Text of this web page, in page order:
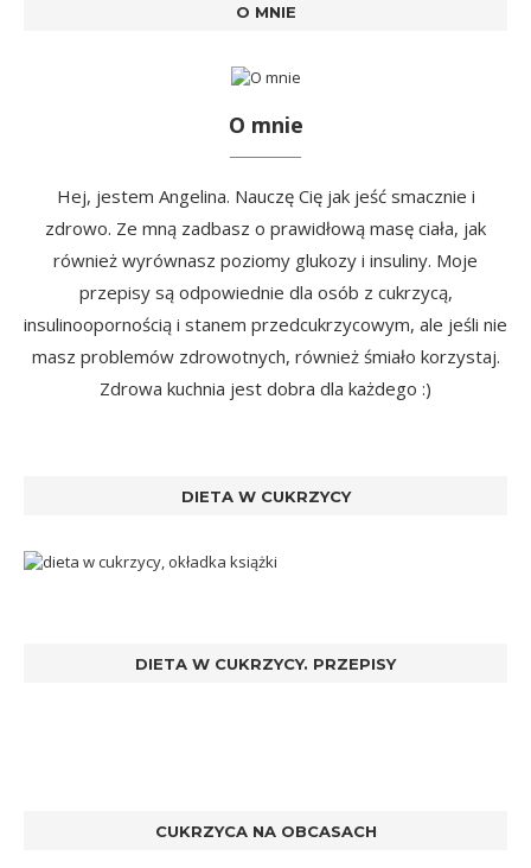
O MNIE
O mnie
Hej, jestem Angelina. Nauczę Cię jak jeść smacznie i
zdrowo. Ze mną zadbasz o prawidłową masę ciała, jak
również wyrównasz poziomy glukozy i insuliny. Moje
przepisy są odpowiednie dla osób z cukrzycą,
insulinoopornością i stanem przedcukrzycowym, ale jeśli nie
masz problemów zdrowotnych, również śmiało korzystaj.
Zdrowa kuchnia jest dobra dla każdego :)
DIETA W CUKRZYCY
DIETA W CUKRZYCY. PRZEPISY
CUKRZYCA NA OBCASACH